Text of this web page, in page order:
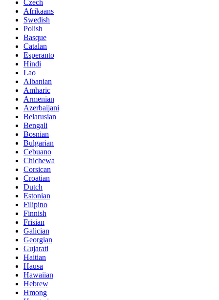
Czech
Afrikaans
Swedish
Polish
Basque
Catalan
Esperanto
Hindi
Lao
Albanian
Amharic
Armenian
Azerbaijani
Belarusian
Bengali
Bosnian
Bulgarian
Cebuano
Chichewa
Corsican
Croatian
Dutch
Estonian
Filipino
Finnish
Frisian
Galician
Georgian
Gujarati
Haitian
Hausa
Hawaiian
Hebrew
Hmong